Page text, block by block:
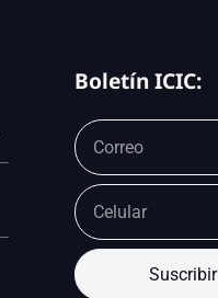
Boletín ICIC:
Suscribir